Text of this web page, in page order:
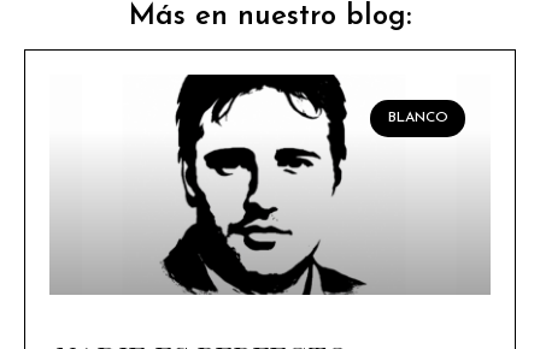
Más en nuestro blog:
BLANCO